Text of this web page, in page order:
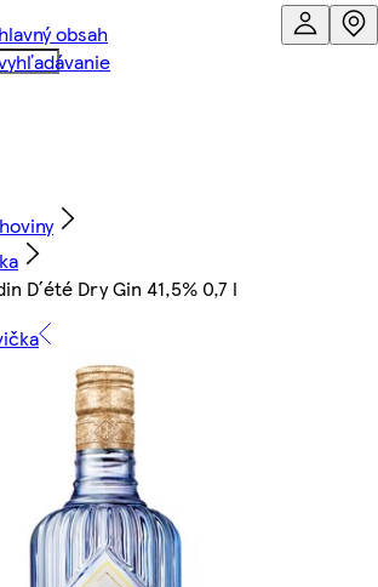
obsah
D´été Dry Gin 41,5% 0,7 l